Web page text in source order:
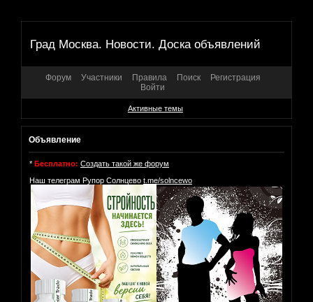
Град Москва. Новости. Доска объявлений
Форум Участники Правила Поиск
Регистрация
Войти
Активные темы
Объявление
* Бесплатно: Создать такой же форум
Наш телеграм Рупор Солнцево t.me/solncewo